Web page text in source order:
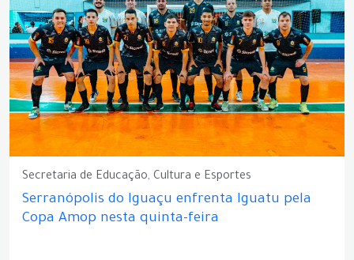
Secretaria de Educação, Cultura e Esportes
Serranópolis do Iguaçu enfrenta Iguatu pela
Copa Amop nesta quinta-feira